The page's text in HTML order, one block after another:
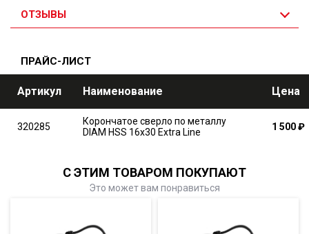
ОТЗЫВЫ
ПРАЙС-ЛИСТ
Артикул Наименование Цена
320285
Корончатое сверло по металлу
DIAM HSS 16x30 Extra Line
1 500₽
С ЭТИМ ТОВАРОМ ПОКУПАЮТ
Это может вам понравиться